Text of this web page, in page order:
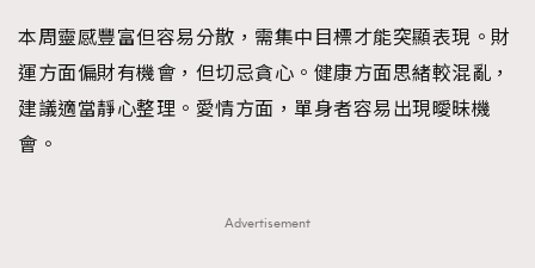
本周靈感豐富但容易分散，需集中目標才能突顯表現。財
運方面偏財有機會，但切忌貪心。健康方面思緒較混亂，
建議適當靜心整理。愛情方面，單身者容易出現曖昧機
會。
Advertisement